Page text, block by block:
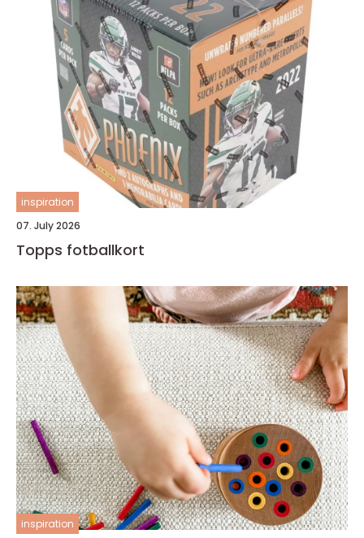
inspiration
07. July 2026
Topps fotballkort
inspiration